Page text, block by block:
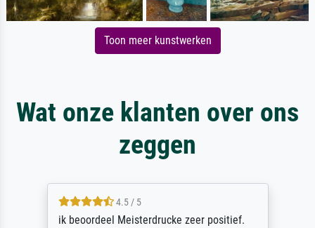
Toon meer kunstwerken
Wat onze klanten over ons
zeggen
4.5 / 5
ik beoordeel Meisterdrucke zeer positief.